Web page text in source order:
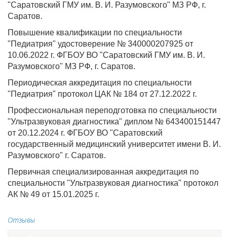
"Саратовский ГМУ им. В. И. Разумовского" МЗ РФ, г.
Саратов.
Повышение квалификации по специальности
"Педиатрия" удостоверение № 340000207925 от
10.06.2022 г. ФГБОУ ВО "Саратовский ГМУ им. В. И.
Разумовского" МЗ РФ, г. Саратов.
Периодическая аккредитация по специальности
"Педиатрия" протокол ЦАК № 184 от 27.12.2022 г.
Профессиональная переподготовка по специальности
"Ультразвуковая диагностика" диплом № 643400151447
от 20.12.2024 г. ФГБОУ ВО "Саратовский
государственный медицинский университет имени В. И.
Разумовского" г. Саратов.
Первичная специализированная аккредитация по
специальности "Ультразвуковая диагностика" протокол
АК № 49 от 15.01.2025 г.
Отзывы